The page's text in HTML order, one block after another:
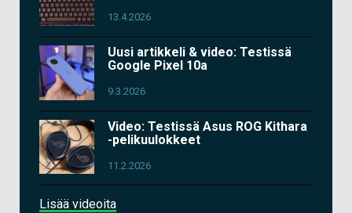
13.4.2026
Uusi artikkeli & video: Testissä
Google Pixel 10a
9.3.2026
Video: Testissä Asus ROG Kithara
-pelikuulokkeet
11.2.2026
Lisää videoita